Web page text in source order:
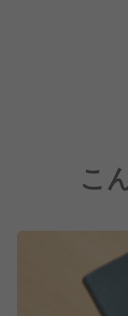
・お客様一人
当グループが
フロント、レ
がぶれること
お客様に対し
けられるとい
こ